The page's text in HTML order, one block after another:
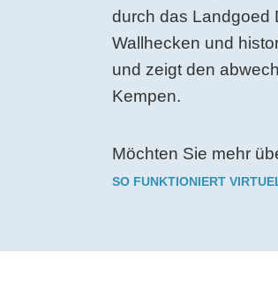
durch das Landgoed
Wallhecken und
und zeigt den
Kempen.
Möchten Sie mehr
SO FUNKTIONIERT